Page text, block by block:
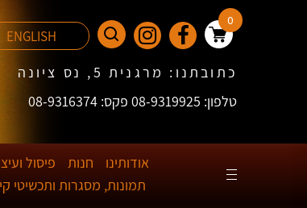
0
ENGLISH
כתובתנו: מרגנית 5, נס ציונה
טלפון: 08-9319925 פקס: 08-9316374
אודותינו חנות פיסול
תמונות, מסגרות ותכשיטי